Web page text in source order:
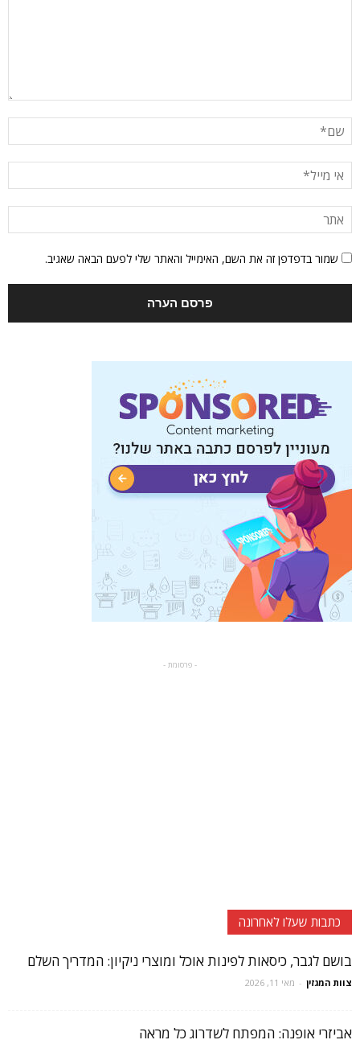
שמור בדפדפן זה את השם, האימייל והאתר שלי לפעם הבאה שאגיב.
- פרסומת -
כתבות שעלו לאחרונה
בושם לגבר, כיסאות לפינות אוכל ומוצרי ניקיון: המדריך השלם
צוות המגזין - מאי 11, 2026
אביזרי אופנה: המפתח לשדרוג כל מראה